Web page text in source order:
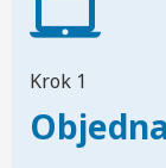
Krok 1